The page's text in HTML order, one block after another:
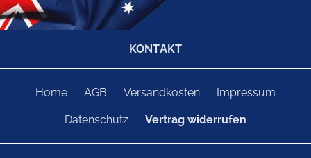
KONTAKT
Home AGB Versandkosten Impressum
Datenschutz Vertrag widerrufen